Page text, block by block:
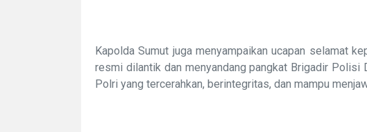
Kapolda Sumut juga menyampaikan ucapan selamat
resmi dilantik dan menyandang pangkat Brigadir Polisi
Polri yang tercerahkan, berintegritas, dan mampu